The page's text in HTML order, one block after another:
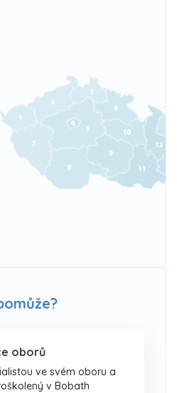
oborů
ve svém oboru a
v Bobath